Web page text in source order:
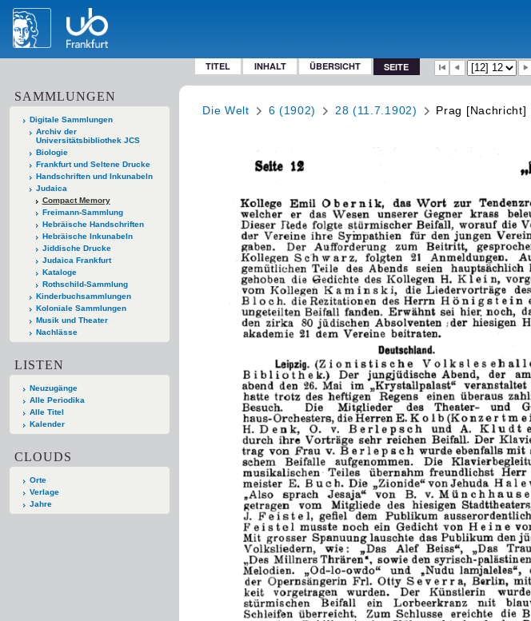
TITEL INHALT ÜBERSICHT SEITE
SAMMLUNGEN
Digitale Sammlungen
Archiv der
Universitätsbibliothek JCS
Biologie
Frankfurt und Seltene Drucke
Handschriften und Inkunabeln
Judaica
Compact Memory
Freimann-Sammlung
Hebräische Handschriften
Hebräische Inkunabeln
Jiddische Drucke
Judaica Frankfurt
Kataloge
Rothschild-Sammlung
Kinderbuchsammlungen
Koloniale Sammlungen
Musik und Theater
Nachlässe
LISTEN
Neuzugänge
Alle Periodika
Alle Titel
Kalender
CLOUDS
Orte
Verlage
Jahre
Die Welt 6 (1902) 28 (11.7.1902) Prag [Nachricht]